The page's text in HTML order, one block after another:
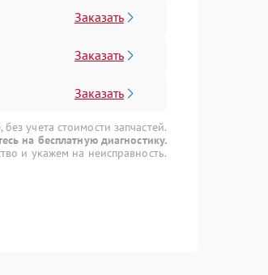
Заказать
Заказать
Заказать
учета стоимости запчастей.
на бесплатную диагностику.
и укажем на неисправность.